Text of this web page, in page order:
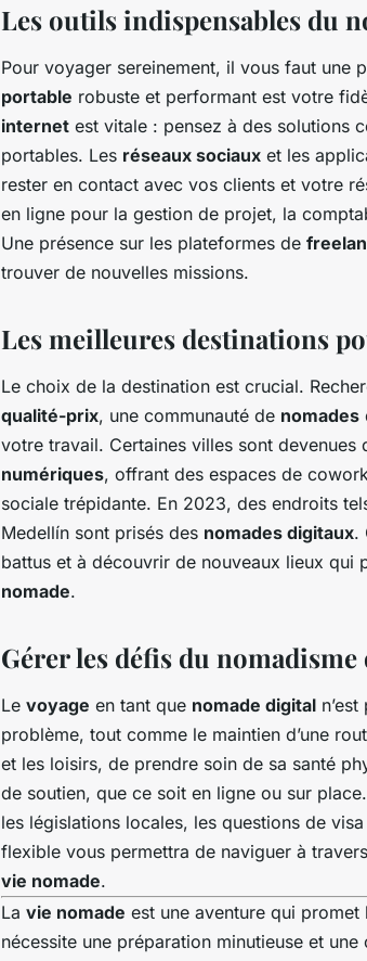
Les outils indispensables du
Pour voyager sereinement, il vous faut une
portable robuste et performant est votre
internet est vitale : pensez à des solutions
portables. Les réseaux sociaux et les
rester en contact avec vos clients et votre
en ligne pour la gestion de projet, la
Une présence sur les plateformes de
trouver de nouvelles missions.
Les meilleures destinations
Le choix de la destination est crucial.
qualité-prix, une communauté de nomades
votre travail. Certaines villes sont devenues
numériques, offrant des espaces de
sociale trépidante. En 2023, des endroits
Medellín sont prisés des nomades digitaux.
battus et à découvrir de nouveaux lieux qui
nomade.
Gérer les défis du
Le voyage en tant que nomade digital
problème, tout comme le maintien d’une
et les loisirs, de prendre soin de sa santé
de soutien, que ce soit en ligne ou sur
les législations locales, les questions de
flexible vous permettra de naviguer à
vie nomade.
La vie nomade est une aventure qui
nécessite une préparation minutieuse et